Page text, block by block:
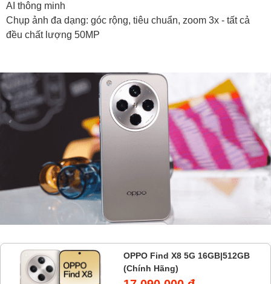
AI thông minh
Chụp ảnh đa dạng: góc rộng, tiêu chuẩn, zoom 3x - tất cả
đều chất lượng 50MP
OPPO Find X8 5G 16GB|512GB
(Chính Hãng)